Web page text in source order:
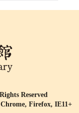
Reserved
Firefox, IE11+